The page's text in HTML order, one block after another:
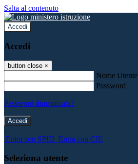
Salta al contenuto
Accedi
Accedi
button close ×
Nome Utente
Password
Password dimenticata?
-
Entra con SPID Entra con CIE
Seleziona utente